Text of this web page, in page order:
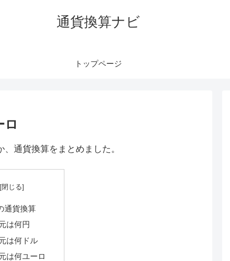
通貨換算ナビ
トップページ
ロ
通貨換算をまとめました。
通貨換算
は何円
は何ドル
は何ユーロ